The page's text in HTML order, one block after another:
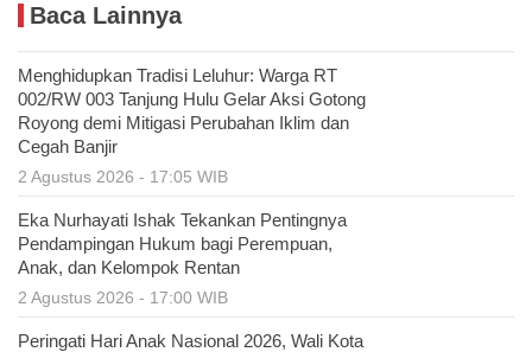
Baca Lainnya
Menghidupkan Tradisi Leluhur: Warga RT
002/RW 003 Tanjung Hulu Gelar Aksi Gotong
Royong demi Mitigasi Perubahan Iklim dan
Cegah Banjir
2 Agustus 2026 - 17:05 WIB
Eka Nurhayati Ishak Tekankan Pentingnya
Pendampingan Hukum bagi Perempuan,
Anak, dan Kelompok Rentan
2 Agustus 2026 - 17:00 WIB
Peringati Hari Anak Nasional 2026, Wali Kota